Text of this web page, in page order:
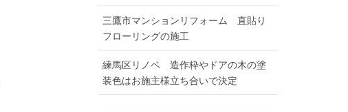
三鷹市マンションリフォーム 直貼り
フローリングの施工
練馬区リノベ 造作枠やドアの木の塗
装色はお施主様立ち合いで決定